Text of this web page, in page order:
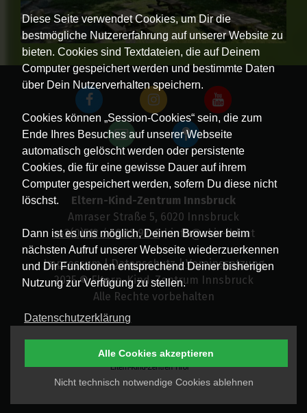
Diese Seite verwendet Cookies, um Dir die
bestmögliche Nutzererfahrung auf unserer Website zu
bieten. Cookies sind Textdateien, die auf Deinem
Computer gespeichert werden und bestimmte Daten
über Dein Nutzerverhalten speichern.
Cookies können „Session-Cookies“ sein, die zum
Ende Ihres Besuches auf unserer Webseite
automatisch gelöscht werden oder persistente
Cookies, die für eine gewisse Dauer auf ihrem
Computer gespeichert werden, sofern Du diese nicht
löschst.
Dann ist es uns möglich, Deinen Browser beim
nächsten Aufruf unserer Webseite wiederzuerkennen
und Dir Funktionen entsprechend Deiner bisherigen
Nutzung zur Verfügung zu stellen.
Datenschutzerklärung
Nicht technisch notwendige Cookies ablehnen
Alle Cookies akzeptieren
Eltern-Kind-Zentrum Innsbruck
Amraser Straße 5, 6020 Innsbruck
+43(0)512 / 58 19 97-0| info@ekiz-ibk.at
Impressum|Datenschutz|Vereinssatzung
2025 © Eltern-Kind-Zentrum Innsbruck
Alle Rechte vorbehalten